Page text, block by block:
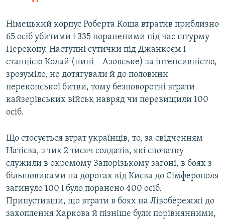
Німецький корпус Роберта Коша втратив приблизно
65 осіб убитими і 335 пораненими під час штурму
Перекопу. Наступні сутички під Джанкоєм і
станцією Колай (нині ‒ Азовське) за інтенсивністю,
зрозуміло, не дотягували й до половини
перекопської битви, тому безповоротні втрати
кайзерівських військ навряд чи перевищили 100
осіб.
Що стосується втрат українців, то, за свідченням
Натієва, з тих 2 тисяч солдатів, які спочатку
служили в окремому Запорізькому загоні, в боях з
більшовиками на дорогах від Києва до Сімферополя
загинуло 100 і було поранено 400 осіб.
Припустивши, що втрати в боях на Лівобережжі до
захоплення Харкова й пізніше були порівнянними,